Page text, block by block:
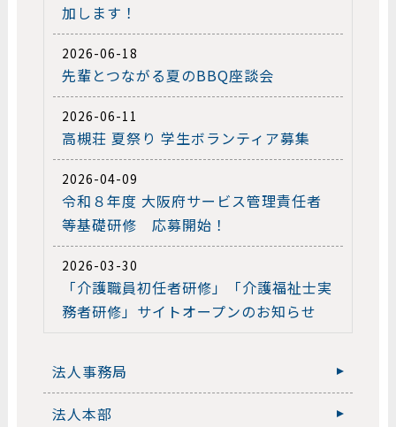
加します！
2026-06-18
先輩とつながる夏のBBQ座談会
2026-06-11
高槻荘 夏祭り 学生ボランティア募集
2026-04-09
令和８年度 大阪府サービス管理責任者
等基礎研修 応募開始！
2026-03-30
「介護職員初任者研修」「介護福祉士実
務者研修」サイトオープンのお知らせ
法人事務局
法人本部